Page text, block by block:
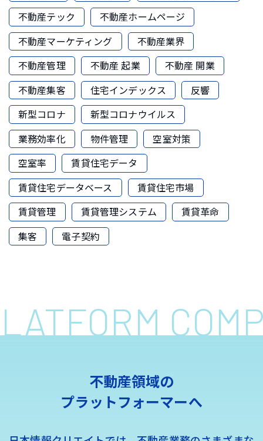
不動産テック
不動産ホームページ
不動産マーケティング
不動産業界
不動産管理
不動産 起業
不動産 開業
不動産集客
住宅インデックス
反響
新型コロナ
新型コロナウイルス
業務効率化
物件管理
空室対策
空室率
賃貸住宅データ
賃貸住宅データベース
賃貸住宅市場
賃貸管理
賃貸管理システム
賃貸革命
集客
電子契約
不動産領域の
プラットフォーマーへ